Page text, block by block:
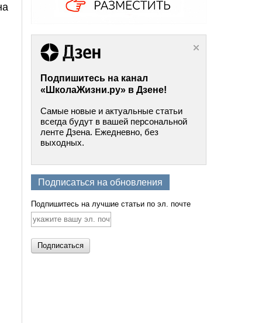
Подпишитесь на канал
«ШколаЖизни.ру» в Дзене!
Самые новые и актуальные статьи
всегда будут в вашей персональной
ленте Дзена. Ежедневно, без
выходных.
Подписаться на обновления
Подпишитесь на лучшие статьи по эл. почте